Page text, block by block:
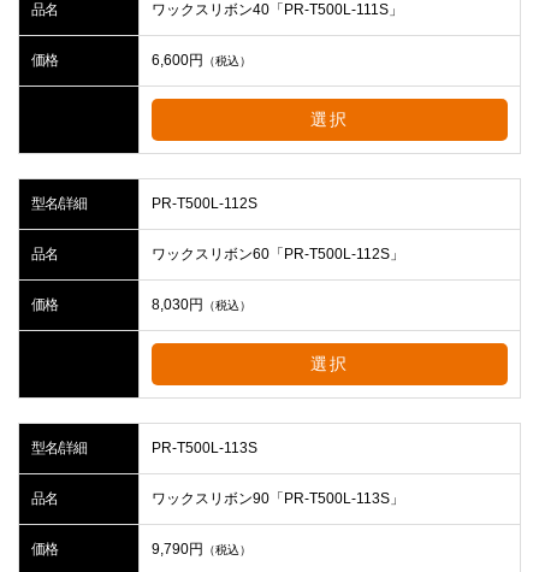
品名 ワックスリボン40「PR-T500L-111S」
価格 6,600円 （税込）
選択
型名/詳細 PR-T500L-112S
品名 ワックスリボン60「PR-T500L-112S」
価格 8,030円 （税込）
選択
型名/詳細 PR-T500L-113S
品名 ワックスリボン90「PR-T500L-113S」
価格 9,790円 （税込）